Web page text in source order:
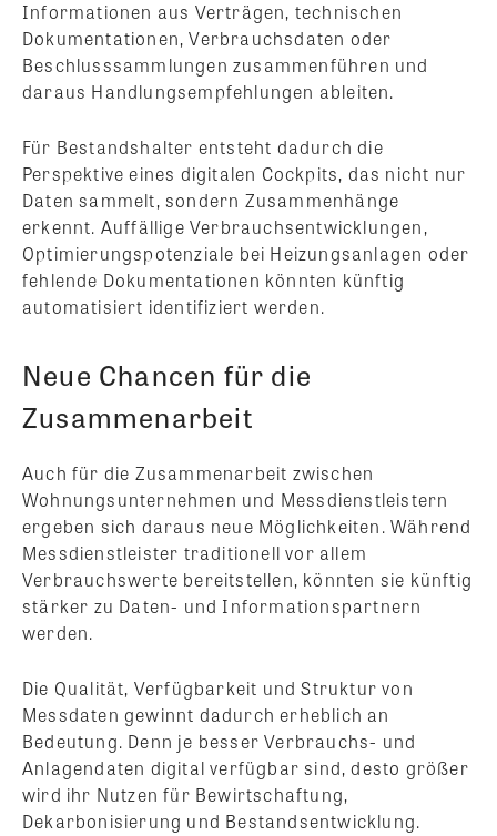
Informationen aus Verträgen, technischen
Dokumentationen, Verbrauchsdaten oder
Beschlusssammlungen zusammenführen und
daraus Handlungsempfehlungen ableiten.
Für Bestandshalter entsteht dadurch die
Perspektive eines digitalen Cockpits, das nicht nur
Daten sammelt, sondern Zusammenhänge
erkennt. Auffällige Verbrauchsentwicklungen,
Optimierungspotenziale bei Heizungsanlagen oder
fehlende Dokumentationen könnten künftig
automatisiert identifiziert werden.
Neue Chancen für die
Zusammenarbeit
Auch für die Zusammenarbeit zwischen
Wohnungsunternehmen und Messdienstleistern
ergeben sich daraus neue Möglichkeiten. Während
Messdienstleister traditionell vor allem
Verbrauchswerte bereitstellen, könnten sie künftig
stärker zu Daten- und Informationspartnern
werden.
Die Qualität, Verfügbarkeit und Struktur von
Messdaten gewinnt dadurch erheblich an
Bedeutung. Denn je besser Verbrauchs- und
Anlagendaten digital verfügbar sind, desto größer
wird ihr Nutzen für Bewirtschaftung,
Dekarbonisierung und Bestandsentwicklung.